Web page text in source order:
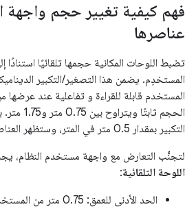
فهم كيفية تغيير حجم واجهة
عناصرها
تضبط اللوحات المكانية حجمها تلقائيًا استنادًا
المستخدِم. يضمن هذا التصغير/التكبير
المستخدم قابلة للقراءة و تفاعلية عند
الحجم
التكبير بمقدار 0.5 متر في المتر، وستظهر العناصر أصغر حجمًا.
لتجنُّب التعارض مع واجهة مستخدم النظام، يجب
اللوحة التلقائية:
الحد الأدنى للعمق: 0.75 متر من المستخدم